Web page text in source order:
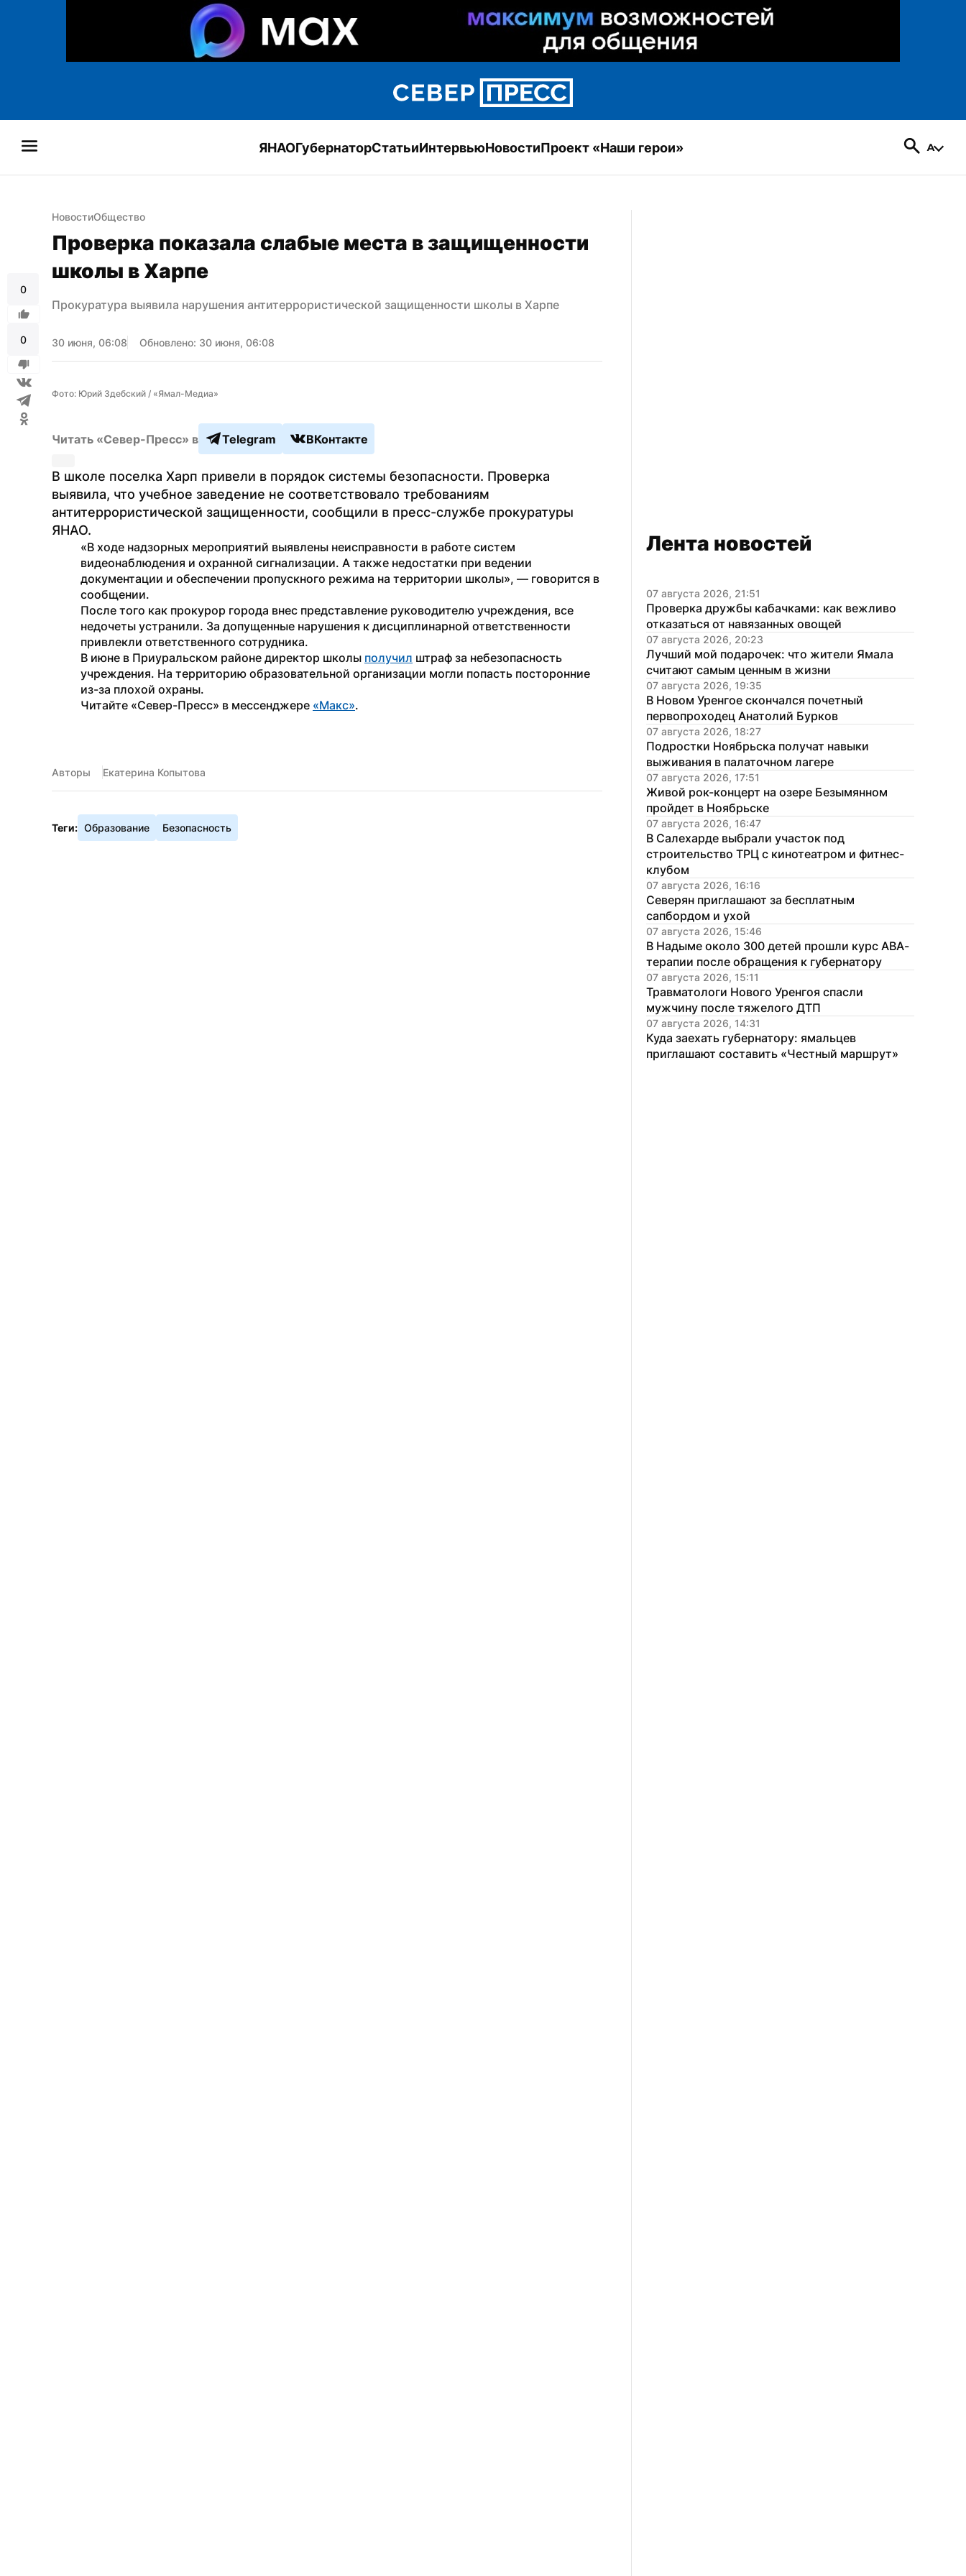
ЯНАОГубернаторСтатьиИнтервьюНовостиПроект «Наши герои»
0
0
НовостиОбщество
Проверка показала слабые места в защищенности
школы в Харпе
Прокуратура выявила нарушения антитеррористической защищенности школы в Харпе
30 июня, 06:08 Обновлено: 30 июня, 06:08
Фото: Юрий Здебский / «Ямал-Медиа»
Читать «Север-Пресс» в Telegram ВКонтакте
В школе поселка Харп привели в порядок системы безопасности. Проверка
выявила, что учебное заведение не соответствовало требованиям
антитеррористической защищенности, сообщили в пресс-службе прокуратуры
ЯНАО.
«В ходе надзорных мероприятий выявлены неисправности в работе систем
видеонаблюдения и охранной сигнализации. А также недостатки при ведении
документации и обеспечении пропускного режима на территории школы», — говорится в
сообщении.
После того как прокурор города внес представление руководителю учреждения, все
недочеты устранили. За допущенные нарушения к дисциплинарной ответственности
привлекли ответственного сотрудника.
В июне в Приуральском районе директор школы получил штраф за небезопасность
учреждения. На территорию образовательной организации могли попасть посторонние
из-за плохой охраны.
Читайте «Север-Пресс» в мессенджере «Макс».
Авторы Екатерина Копытова
Теги: Образование Безопасность
Лента новостей
07 августа 2026, 21:51
Проверка дружбы кабачками: как вежливо
отказаться от навязанных овощей
07 августа 2026, 20:23
Лучший мой подарочек: что жители Ямала
считают самым ценным в жизни
07 августа 2026, 19:35
В Новом Уренгое скончался почетный
первопроходец Анатолий Бурков
07 августа 2026, 18:27
Подростки Ноябрьска получат навыки
выживания в палаточном лагере
07 августа 2026, 17:51
Живой рок-концерт на озере Безымянном
пройдет в Ноябрьске
07 августа 2026, 16:47
В Салехарде выбрали участок под
строительство ТРЦ с кинотеатром и фитнес-
клубом
07 августа 2026, 16:16
Северян приглашают за бесплатным
сапбордом и ухой
07 августа 2026, 15:46
В Надыме около 300 детей прошли курс АВА-
терапии после обращения к губернатору
07 августа 2026, 15:11
Травматологи Нового Уренгоя спасли
мужчину после тяжелого ДТП
07 августа 2026, 14:31
Куда заехать губернатору: ямальцев
приглашают составить «Честный маршрут»